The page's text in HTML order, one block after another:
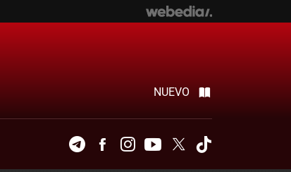
NUEVO
TelegramFacebookInstagramYoutubeTwitter